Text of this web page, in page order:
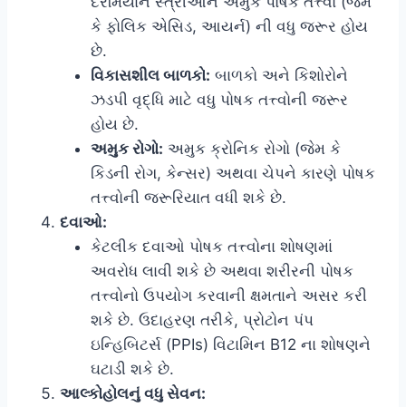
કે ફોલિક એસિડ, આયર્ન) ની વધુ જરૂર હોય
છે.
વિકાસશીલ બાળકો: બાળકો અને કિશોરોને
ઝડપી વૃદ્ધિ માટે વધુ પોષક તત્ત્વોની જરૂર
હોય છે.
અમુક રોગો: અમુક ક્રોનિક રોગો (જેમ કે
કિડની રોગ, કેન્સર) અથવા ચેપને કારણે પોષક
તત્ત્વોની જરૂરિયાત વધી શકે છે.
દવાઓ:
કેટલીક દવાઓ પોષક તત્ત્વોના શોષણમાં
અવરોધ લાવી શકે છે અથવા શરીરની પોષક
તત્ત્વોનો ઉપયોગ કરવાની ક્ષમતાને અસર કરી
શકે છે. ઉદાહરણ તરીકે, પ્રોટોન પંપ
ઇન્હિબિટર્સ (PPIs) વિટામિન B12 ના શોષણને
ઘટાડી શકે છે.
આલ્કોહોલનું વધુ સેવન: